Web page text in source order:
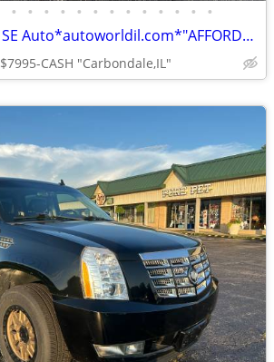
• • • • • • • • • • • • •
2014 Ford Fusion SE Auto*autoworldil.com*"AFFORDABLE/GOOD GAS MILEAGE"
$7995-CASH "Carbondale,IL"